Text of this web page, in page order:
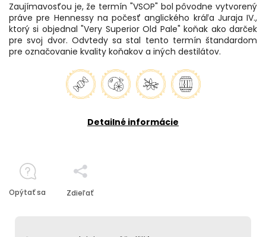
Zaujímavosťou je, že termín "VSOP" bol pôvodne vytvorený
práve pre Hennessy na počesť anglického kráľa Juraja IV.,
ktorý si objednal "Very Superior Old Pale" koňak ako darček
pre svoj dvor. Odvtedy sa stal tento termín štandardom
pre označovanie kvality koňakov a iných destilátov.
Detailné informácie
Opýtať sa Zdieľať